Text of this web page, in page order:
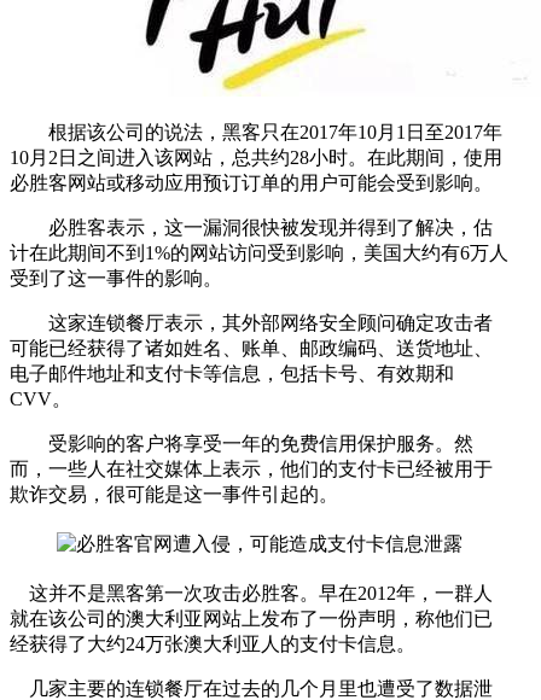
根据该公司的说法，黑客只在2017年10月1日至2017年
10月2日之间进入该网站，总共约28小时。在此期间，使用
必胜客网站或移动应用预订订单的用户可能会受到影响。
必胜客表示，这一漏洞很快被发现并得到了解决，估
计在此期间不到1%的网站访问受到影响，美国大约有6万人
受到了这一事件的影响。
这家连锁餐厅表示，其外部网络安全顾问确定攻击者
可能已经获得了诸如姓名、账单、邮政编码、送货地址、
电子邮件地址和支付卡等信息，包括卡号、有效期和
CVV。
受影响的客户将享受一年的免费信用保护服务。然
而，一些人在社交媒体上表示，他们的支付卡已经被用于
欺诈交易，很可能是这一事件引起的。
这并不是黑客第一次攻击必胜客。早在2012年，一群人
就在该公司的澳大利亚网站上发布了一份声明，称他们已
经获得了大约24万张澳大利亚人的支付卡信息。
几家主要的连锁餐厅在过去的几个月里也遭受了数据泄